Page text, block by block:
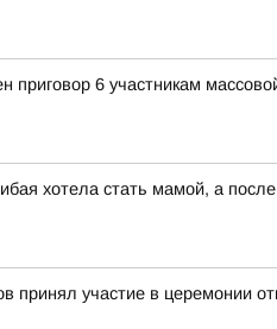
приговор 6 участникам
хотела стать мамой, а
принял участие в церемонии